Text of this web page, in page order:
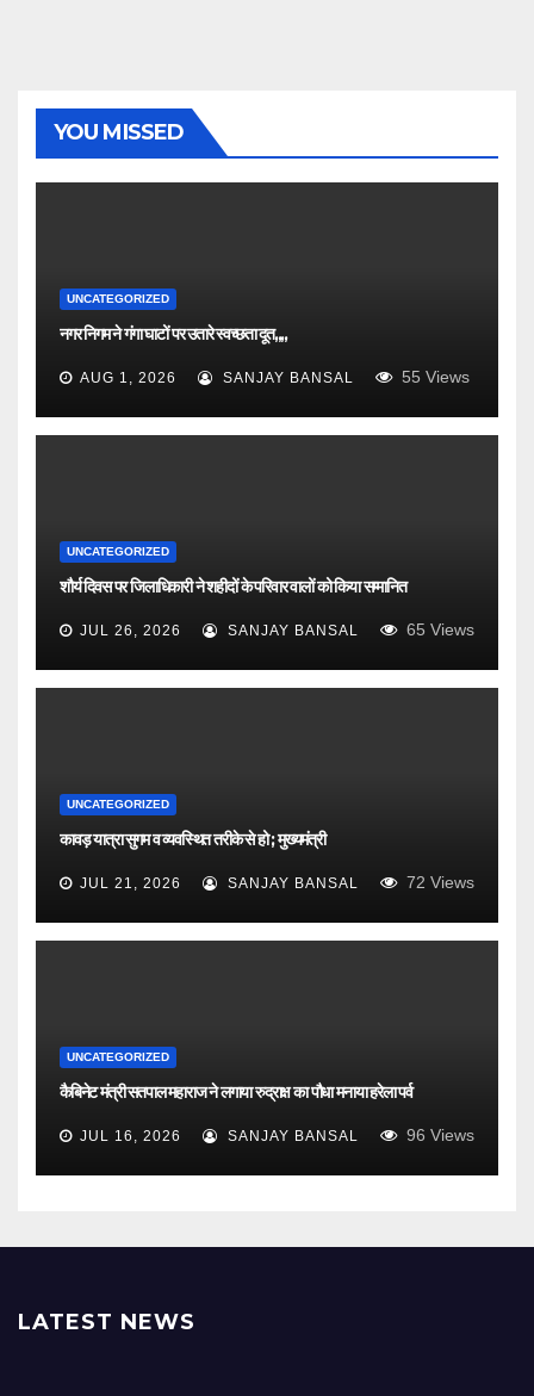
YOU MISSED
UNCATEGORIZED
नगर निगम ने गंगा घाटों पर उतारे स्वच्छता दूत,,,,
AUG 1, 2026 SANJAY BANSAL 55 Views
UNCATEGORIZED
शौर्य दिवस पर जिलाधिकारी ने शहीदों के परिवार वालों को किया सम्मानित
JUL 26, 2026 SANJAY BANSAL 65 Views
UNCATEGORIZED
कावड़ यात्रा सुगम व व्यवस्थित तरीके से हो ; मुख्यमंत्री
JUL 21, 2026 SANJAY BANSAL 72 Views
UNCATEGORIZED
कैबिनेट मंत्री सतपाल महाराज ने लगाया रुद्राक्ष का पौधा मनाया हरेला पर्व
JUL 16, 2026 SANJAY BANSAL 96 Views
LATEST NEWS